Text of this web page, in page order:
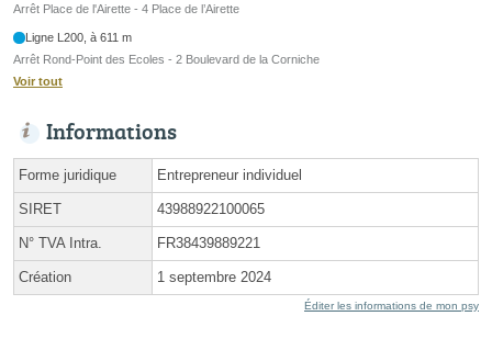
Arrêt Place de l'Airette - 4 Place de l’Airette
Ligne L200, à 611 m
Arrêt Rond-Point des Ecoles - 2 Boulevard de la Corniche
Voir tout
Informations
Forme juridique Entrepreneur individuel
SIRET 43988922100065
N° TVA Intra. FR38439889221
Création 1 septembre 2024
Éditer les informations de mon psy